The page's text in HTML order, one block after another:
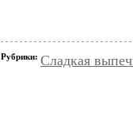
Рубрики: Сладкая